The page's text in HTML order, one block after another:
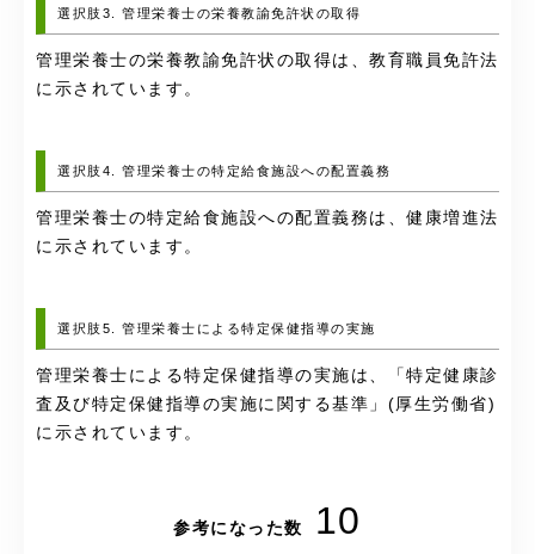
選択肢3. 管理栄養士の栄養教諭免許状の取得
管理栄養士の栄養教諭免許状の取得は、教育職員免許法
に示されています。
選択肢4. 管理栄養士の特定給食施設への配置義務
管理栄養士の特定給食施設への配置義務は、健康増進法
に示されています。
選択肢5. 管理栄養士による特定保健指導の実施
管理栄養士による特定保健指導の実施は、「特定健康診
査及び特定保健指導の実施に関する基準」(厚生労働省)
に示されています。
参考になった数 10